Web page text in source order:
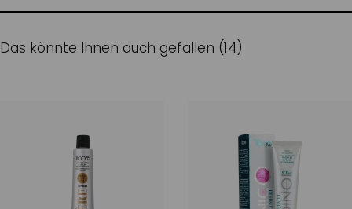
Das könnte Ihnen auch gefallen (14)